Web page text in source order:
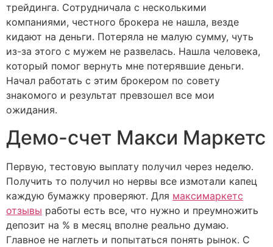
трейдинга. Сотрудничала с несколькими
компаниями, честного брокера не нашла, везде
кидают на деньги. Потеряла не малую сумму, чуть
из-за этого с мужем не развелась. Нашла человека,
который помог вернуть мне потерявшие деньги.
Начал работать с этим брокером по совету
знакомого и результат превзошел все мои
ожидания.
Демо-счет Макси Маркетс
Первую, тестовую выплату получил через неделю.
Получить то получил но нервы все измотали капец
каждую бумажку проверяют. Для максимаркетс
отзывы работы есть все, что нужно и преумножить
депозит на % в месяц вполне реально думаю.
Главное не наглеть и попытаться понять рынок. С